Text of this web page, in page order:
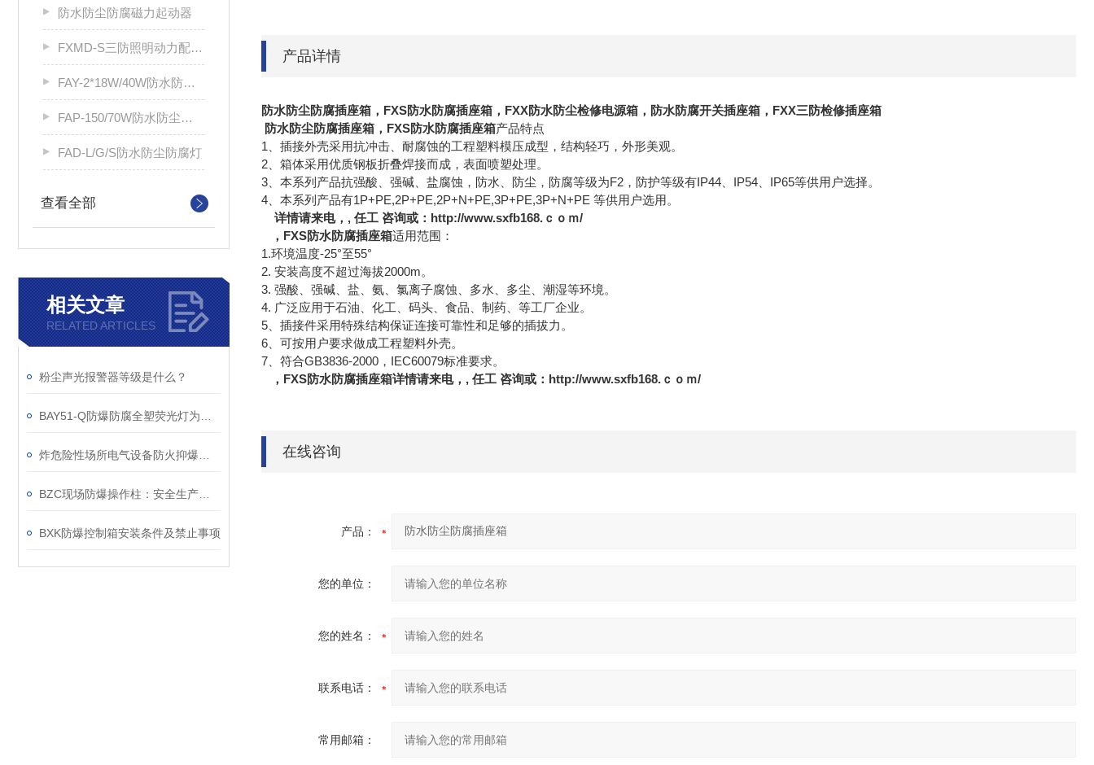
防水防尘防腐磁力起动器
FXMD-S三防照明动力配电箱
FAY-2*18W/40W防水防尘防腐荧光灯
FAP-150/70W防水防尘防腐平台灯
FAD-L/G/S防水防尘防腐灯
查看全部
相关文章
RELATED ARTICLES
粉尘声光报警器等级是什么？
BXK防爆控制箱安装条件及禁止事项
产品详情
防水防尘防腐插座箱 ，FXS防水防腐插座箱，FXX防水防尘检修电源箱，防水防腐开关插座箱，FXX三防检修插座箱
防水防尘防腐插座箱 ，FXS防水防腐插座箱产品特点
1、插接外壳采用抗冲击、耐腐蚀的工程塑料模压成型，结构轻巧，外形美观。
2、箱体采用优质钢板折叠焊接而成，表面喷塑处理。
3、本系列产品抗强酸、强碱、盐腐蚀，防水、防尘，防腐等级为F2，防护等级有IP44、IP54、IP65等供用户选择。
4、本系列产品有1P+PE,2P+PE,2P+N+PE,3P+PE,3P+N+PE 等供用户选用。
详情请来电，, 任工 咨询或：http://www.sxfb168.ｃｏｍ/
，FXS防水防腐插座箱适用范围：
1.环境温度-25°至55°
2. 安装高度不超过海拔2000m。
3. 强酸、强碱、盐、氨、氯离子腐蚀、多水、多尘、潮湿等环境。
4. 广泛应用于石油、化工、码头、食品、制药、等工厂企业。
5、插接件采用特殊结构保证连接可靠性和足够的插拔力。
6、可按用户要求做成工程塑料外壳。
7、符合GB3836-2000，IEC60079标准要求。
，FXS防水防腐插座箱详情请来电，, 任工 咨询或：http://www.sxfb168.ｃｏｍ/
在线咨询
产品：
您的单位：
您的姓名：
联系电话：
常用邮箱：